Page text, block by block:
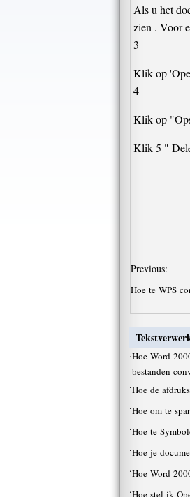
Als u het
zien . Voor
3
Klik op
4
Klik op
Klik 5 "
Previous:
Hoe te WPS
·Hoe Word
bestanden
·Hoe de
·Hoe om te
·Hoe te
·Hoe je
·Hoe Word
·Hoe stel ik